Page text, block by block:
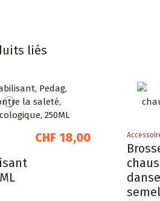
liés
CHF 18,00